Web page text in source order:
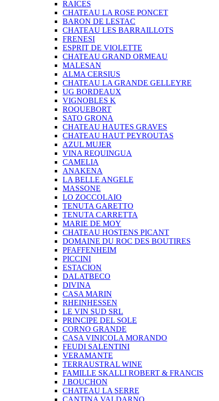
RAICES
CHATEAU LA ROSE PONCET
BARON DE LESTAC
CHATEAU LES BARRAILLOTS
FRENESI
ESPRIT DE VIOLETTE
CHATEAU GRAND ORMEAU
MALESAN
ALMA CERSIUS
CHATEAU LA GRANDE GELLEYRE
UG BORDEAUX
VIGNOBLES K
ROQUEBORT
SATO GRONA
CHATEAU HAUTES GRAVES
CHATEAU HAUT PEYROUTAS
AZUL MUJER
VINA REQUINGUA
CAMELIA
ANAKENA
LA BELLE ANGELE
MASSONE
LO ZOCCOLAIO
TENUTA GARETTO
TENUTA CARRETTA
MARIE DE MOY
CHATEAU HOSTENS PICANT
DOMAINE DU ROC DES BOUTIRES
PFAFFENHEIM
PICCINI
ESTACION
DALATBECO
DIVINA
CASA MARIN
RHEINHESSEN
LE VIN SUD SRL
PRINCIPE DEL SOLE
CORNO GRANDE
CASA VINICOLA MORANDO
FEUDI SALENTINI
VERAMANTE
TERRAUSTRAL WINE
FAMILLE SKALLI ROBERT & FRANCIS
J BOUCHON
CHATEAU LA SERRE
CANTINA VALDARNO